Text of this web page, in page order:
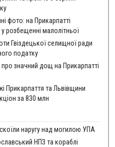
фото: на Прикарпатті
розбещенні малолітньої
Гвіздецької селищної ради
податку
значний дощ на Прикарпатті
Прикарпаття та Львівщини
за 830 млн
наругу над могилою УПА
НПЗ та кораблі